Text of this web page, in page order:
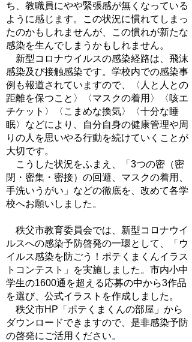
ち、教職員にやや緊張感が無くなっている
ように感じます。この状況に慣れてしまっ
たのかもしれませんが、この慣れが新たな
感染を生んでしまうかもしれません。
新型コロナウイルスの感染経路は、飛沫
感染及び接触感染です。学校内での感染事
例も報道されていますので、〈人と人との
距離を保つこと〉〈マスクの着用〉〈咳エ
チケット〉〈こまめな換気〉〈十分な睡
眠〉などにより、自分自身の健康管理や周
りの人を思いやる行動を続けていくことが
大切です。
こうした状況をふまえ、「3つの密（密
閉・密集・密接）の回避、マスクの着用、
手洗いうがい」などの徹底を、改めて各学
校へお願いしました。
秩父市教育委員会では、新型コロナウイ
ルスへの感染予防啓発の一環として、「ウ
イルス感染を防ごう！ポテくまくんイラス
トコンテスト」を実施しました。市内小中
学生の1600通を超える応募の中から3作品
を選び、公式イラストを作成しました。
秩父市HP「ポテくまくんの部屋」から
ダウンロードできますので、是非感染予防
の啓発にご活用ください。